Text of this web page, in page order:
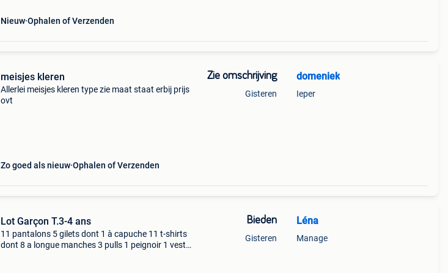
Nieuw Ophalen of Verzenden
meisjes kleren
Allerlei meisjes kleren type zie maat staat erbij prijs
ovt
Zo goed als nieuw Ophalen of Verzenden
Zie omschrijving
Gisteren
domeniek
Ieper
Lot Garçon T.3-4 ans
11 pantalons 5 gilets dont 1 à capuche 11 t-shirts
dont 8 a longue manches 3 pulls 1 peignoir 1 veste
Bieden
Gisteren
Léna ️️
Manage